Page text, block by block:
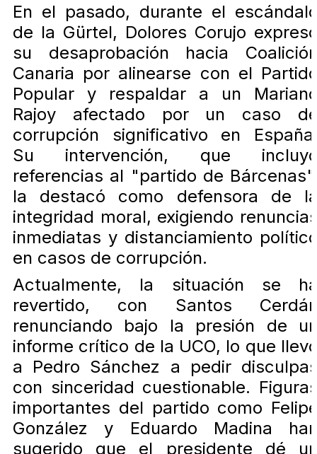
En el pasado, durante el
de la Gürtel, Dolores Corujo
su desaprobación hacia
Canaria por alinearse con el
Popular y respaldar a un
Rajoy afectado por un caso
corrupción significativo en
Su intervención, que
referencias al "partido de
la destacó como defensora de
integridad moral, exigiendo
inmediatas y distanciamiento
en casos de corrupción.
Actualmente, la situación se
revertido, con Santos
renunciando bajo la presión de
informe crítico de la UCO, lo que
a Pedro Sánchez a pedir
con sinceridad cuestionable.
importantes del partido como
González y Eduardo Madina
sugerido que el presidente dé